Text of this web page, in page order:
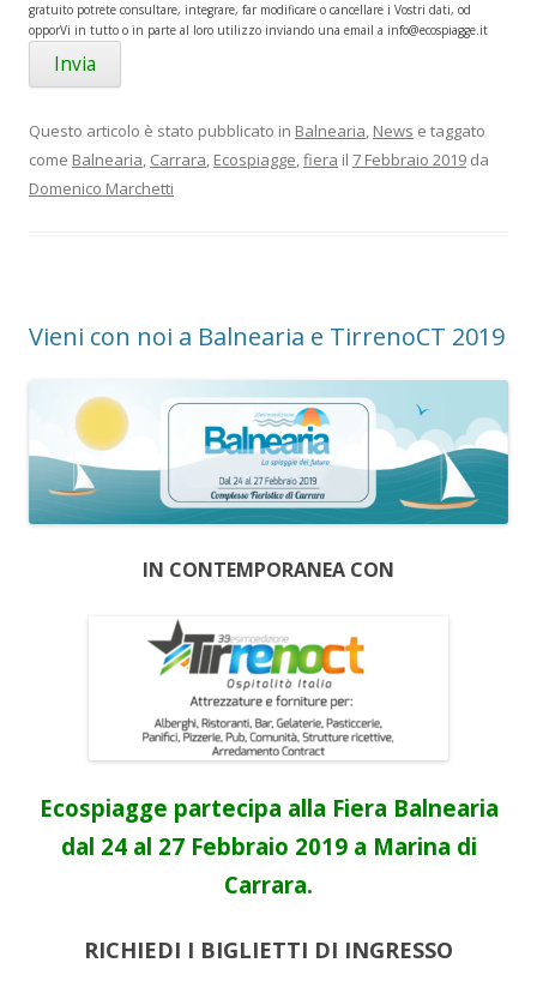
gratuito potrete consultare, integrare, far modificare o cancellare i Vostri dati, od
opporVi in tutto o in parte al loro utilizzo inviando una email a info@ecospiagge.it
Questo articolo è stato pubblicato in Balnearia, News e taggato
come Balnearia, Carrara, Ecospiagge,fiera il 7 Febbraio 2019 da
Domenico Marchetti
Vieni con noi a Balnearia e TirrenoCT 2019
IN CONTEMPORANEA CON
Ecospiagge partecipa alla Fiera Balnearia
dal 24 al 27 Febbraio 2019 a Marina di
Carrara.
RICHIEDI I BIGLIETTI DI INGRESSO